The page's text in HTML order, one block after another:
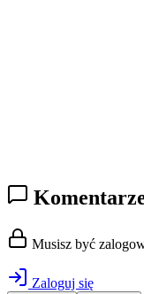
Musisz być
Zaloguj się